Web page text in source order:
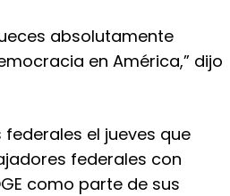
absolutamente
en América,” dijo
el jueves que
federales con
como parte de sus